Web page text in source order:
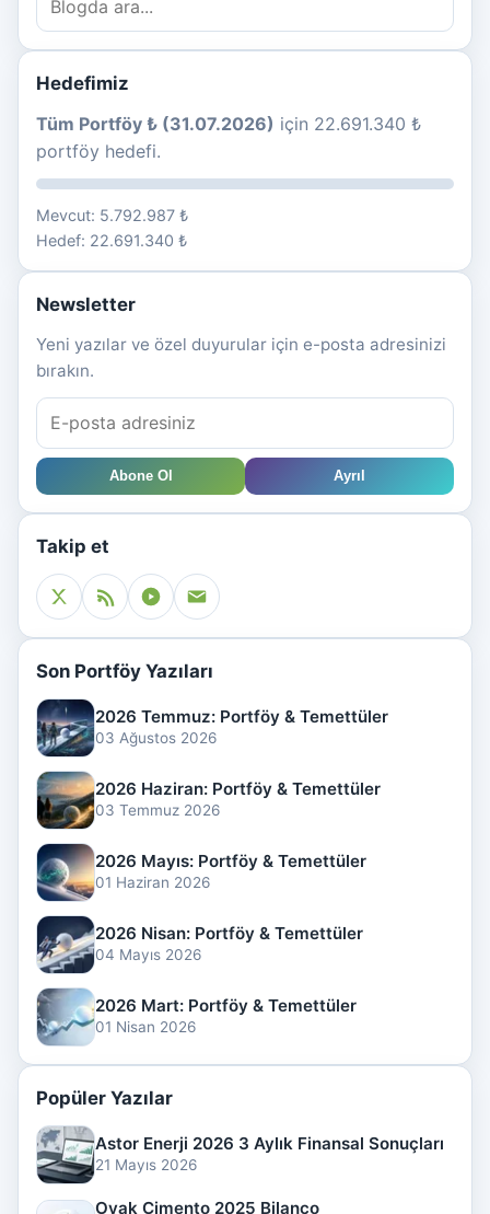
Hedefimiz
Tüm Portföy ₺ (31.07.2026) için 22.691.340 ₺
portföy hedefi.
Mevcut: 5.792.987 ₺
Hedef: 22.691.340 ₺
Newsletter
Yeni yazılar ve özel duyurular için e-posta adresinizi
bırakın.
Abone Ol Ayrıl
Takip et
Son Portföy Yazıları
2026 Temmuz: Portföy & Temettüler
03 Ağustos 2026
2026 Haziran: Portföy & Temettüler
03 Temmuz 2026
2026 Mayıs: Portföy & Temettüler
01 Haziran 2026
2026 Nisan: Portföy & Temettüler
04 Mayıs 2026
2026 Mart: Portföy & Temettüler
01 Nisan 2026
Popüler Yazılar
Astor Enerji 2026 3 Aylık Finansal Sonuçları
21 Mayıs 2026
Oyak Çimento 2025 Bilanço